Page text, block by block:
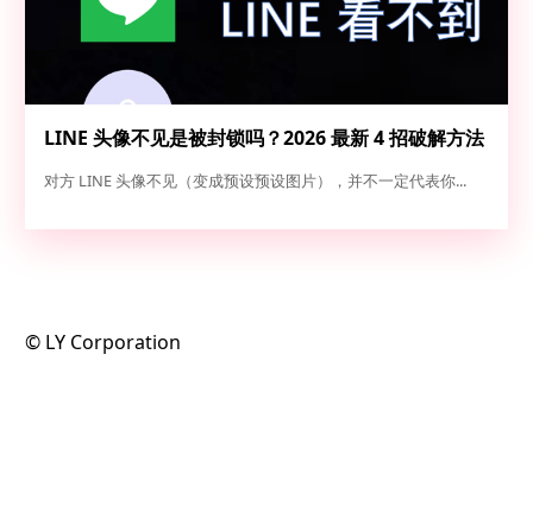
LINE 头像不见是被封锁吗？2026 最新 4 招破解方法
对方 LINE 头像不见（变成预设预设图片），并不一定代表你...
©️ LY Corporation